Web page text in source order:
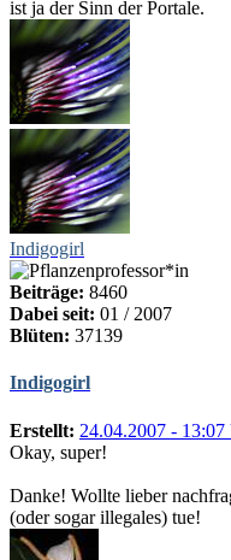
ist ja der Sinn der Portale.
Indigogirl
Beiträge: 8460
Dabei seit: 01 / 2007
Blüten: 37139
Indigogirl
Erstellt: 24.04.2007 - 13:07
Okay, super!
Danke! Wollte lieber
(oder sogar illegales) tue!